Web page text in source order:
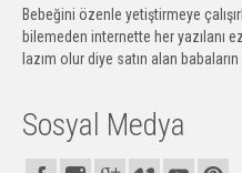
Bebeğini özenle yetiştirmeye
bilemeden internette her yazılanı
lazım olur diye satın alan babaların
Sosyal Medya